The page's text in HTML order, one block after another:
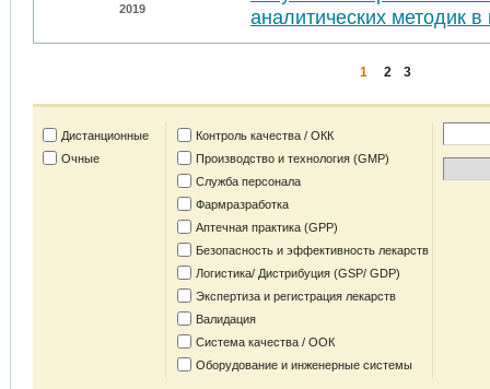
2019
аналитических методик в
1 2 3
Дистанционные
Очные
Контроль качества / ОКК
Производство и технология (GMP)
Служба персонала
Фармразработка
Аптечная практика (GPP)
Безопасность и эффективность лекарств
Логистика/ Дистрибуция (GSP/ GDP)
Экспертиза и регистрация лекарств
Валидация
Система качества / ООК
Оборудование и инженерные системы